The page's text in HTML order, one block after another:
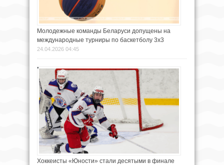
Молодежные команды Беларуси допущены на
международные турниры по баскетболу 3х3
24.04.2026 04:45
Хоккеисты «Юности» стали десятыми в финале